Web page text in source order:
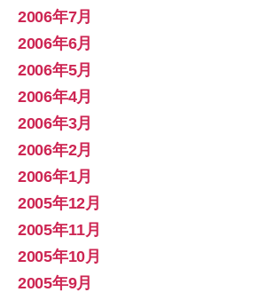
2006年7月
2006年6月
2006年5月
2006年4月
2006年3月
2006年2月
2006年1月
2005年12月
2005年11月
2005年10月
2005年9月